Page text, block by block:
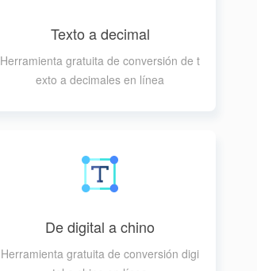
Texto a decimal
Herramienta gratuita de conversión de t
exto a decimales en línea
De digital a chino
Herramienta gratuita de conversión digi